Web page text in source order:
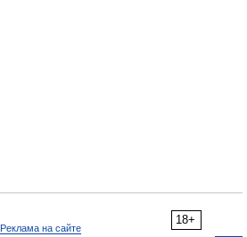
18+
Реклама на сайте